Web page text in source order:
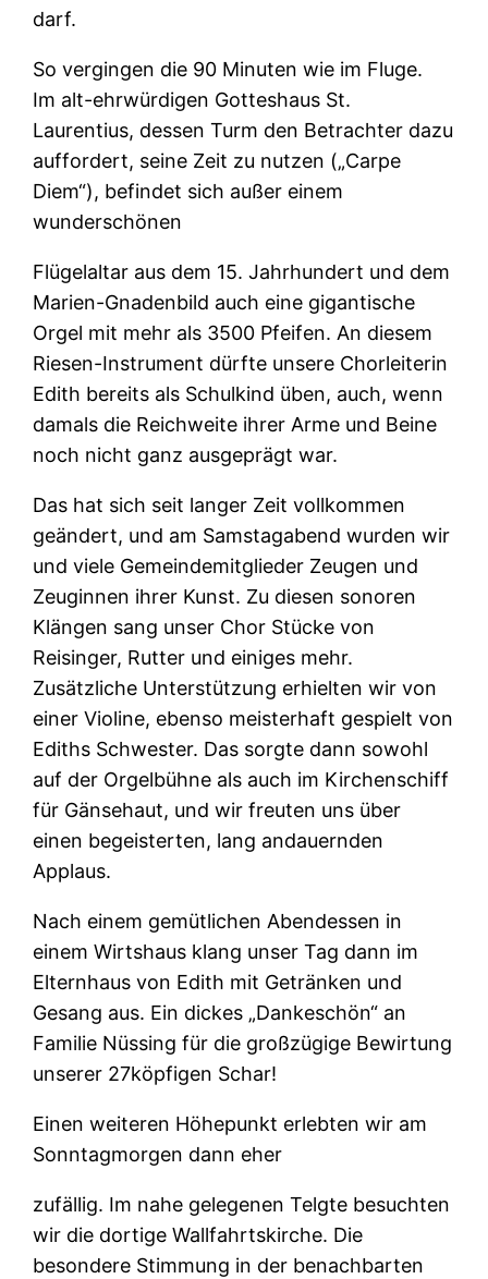
darf.
So vergingen die 90 Minuten wie im Fluge.
Im alt-ehrwürdigen Gotteshaus St.
Laurentius, dessen Turm den Betrachter dazu
auffordert, seine Zeit zu nutzen („Carpe
Diem“), befindet sich außer einem
wunderschönen
Flügelaltar aus dem 15. Jahrhundert und dem
Marien-Gnadenbild auch eine gigantische
Orgel mit mehr als 3500 Pfeifen. An diesem
Riesen-Instrument dürfte unsere Chorleiterin
Edith bereits als Schulkind üben, auch, wenn
damals die Reichweite ihrer Arme und Beine
noch nicht ganz ausgeprägt war.
Das hat sich seit langer Zeit vollkommen
geändert, und am Samstagabend wurden wir
und viele Gemeindemitglieder Zeugen und
Zeuginnen ihrer Kunst. Zu diesen sonoren
Klängen sang unser Chor Stücke von
Reisinger, Rutter und einiges mehr.
Zusätzliche Unterstützung erhielten wir von
einer Violine, ebenso meisterhaft gespielt von
Ediths Schwester. Das sorgte dann sowohl
auf der Orgelbühne als auch im Kirchenschiff
für Gänsehaut, und wir freuten uns über
einen begeisterten, lang andauernden
Applaus.
Nach einem gemütlichen Abendessen in
einem Wirtshaus klang unser Tag dann im
Elternhaus von Edith mit Getränken und
Gesang aus. Ein dickes „Dankeschön“ an
Familie Nüssing für die großzügige Bewirtung
unserer 27köpfigen Schar!
Einen weiteren Höhepunkt erlebten wir am
Sonntagmorgen dann eher
zufällig. Im nahe gelegenen Telgte besuchten
wir die dortige Wallfahrtskirche. Die
besondere Stimmung in der benachbarten